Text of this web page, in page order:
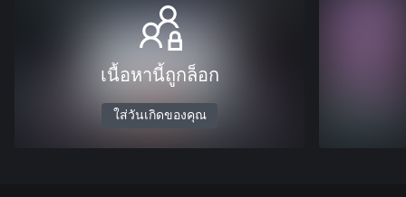
เนื้อหานี้ถูกล็อก
ใส่วันเกิดของคุณ